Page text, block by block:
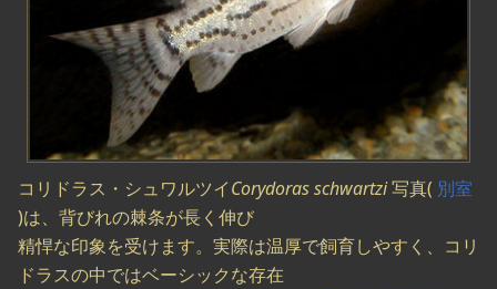
コリドラス・シュワルツイCorydoras schwartzi写真( 別室
)は、背びれの棘条が長く伸び
精悍な印象を受けます。実際は温厚で飼育しやすく、コリ
ドラスの中ではベーシックな存在